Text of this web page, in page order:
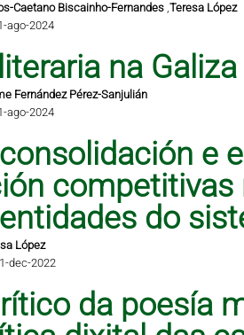
Caetano Biscainho-Fernandes,Teresa López
ago-2024
na
Fernández Pérez-Sanjulián
ago-2024
e
competitivas
do
López
dec-2022
da poesía